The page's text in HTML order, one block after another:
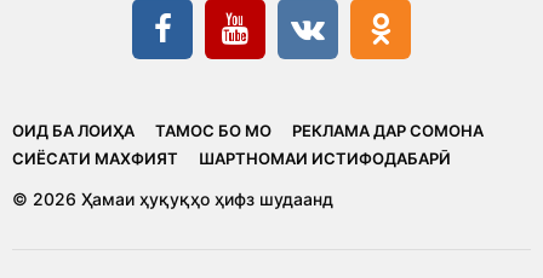
ОИД БА ЛОИҲА ТАМОС БО МО
РЕКЛАМА ДАР СОМОНА
CИЁСАТИ МАХФИЯТ
ШАРТНОМАИ ИСТИФОДАБАРӢ
© 2026 Ҳамаи ҳуқуқҳо ҳифз шудаанд